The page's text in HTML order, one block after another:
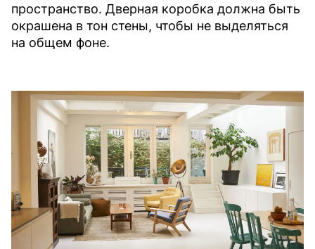
пространство. Дверная коробка должна быть
окрашена в тон стены, чтобы не выделяться
на общем фоне.